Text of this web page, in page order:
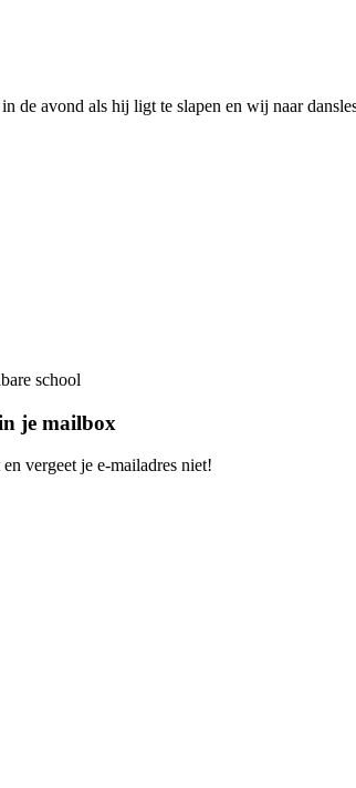
de avond als hij ligt te slapen en wij naar
school
je mailbox
vergeet je e-mailadres niet!